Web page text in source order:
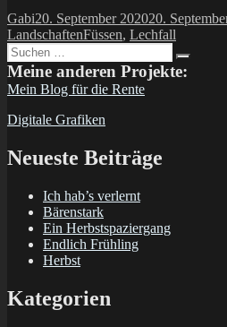
Autor
GabiVeröffentlicht
am
20. September 202020.
LandschaftenSchlagwörter
Füssen, Lechfall
Suchen
nach:
Meine anderen Projekte:
Mein Blog für die Rente
Digitale Grafiken
Neueste Beiträge
Ich hab’s verlernt
Bärenstark
Ein Herbstspaziergang
Endlich Frühling
Herbst
Kategorien